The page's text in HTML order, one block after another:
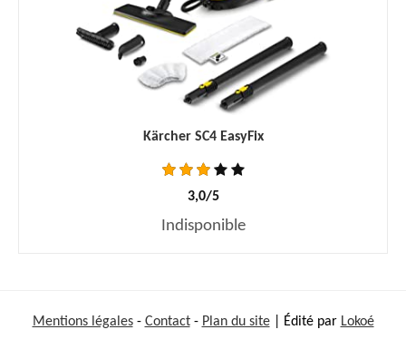
Kärcher SC4 EasyFix
3,0/5
Indisponible
Mentions légales- Contact- Plan du site| Édité par Lokoé